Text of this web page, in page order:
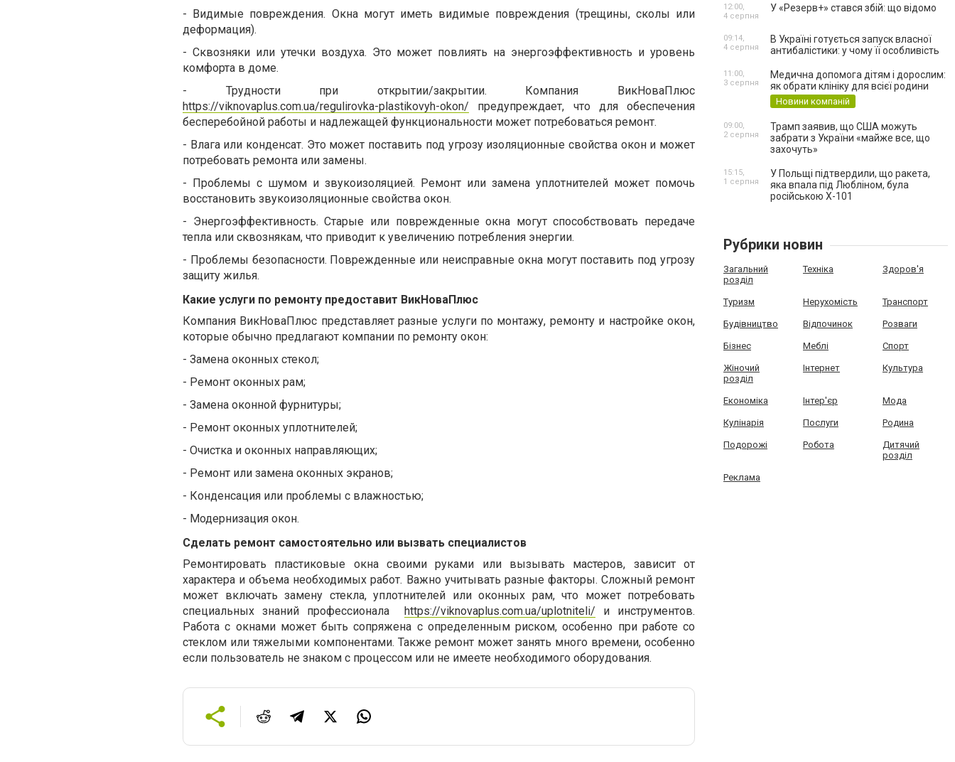
- Видимые повреждения. Окна могут иметь видимые повреждения (трещины, сколы или
деформация).
- Сквозняки или утечки воздуха. Это может повлиять на энергоэффективность и уровень
комфорта в доме.
- Трудности при открытии/закрытии. Компания ВикНоваПлюс
https://viknovaplus.com.ua/regulirovka-plastikovyh-okon/ предупреждает, что для обеспечения
бесперебойной работы и надлежащей функциональности может потребоваться ремонт.
- Влага или конденсат. Это может поставить под угрозу изоляционные свойства окон и может
потребовать ремонта или замены.
- Проблемы с шумом и звукоизоляцией. Ремонт или замена уплотнителей может помочь
восстановить звукоизоляционные свойства окон.
- Энергоэффективность. Старые или поврежденные окна могут способствовать передаче
тепла или сквознякам, что приводит к увеличению потребления энергии.
- Проблемы безопасности. Поврежденные или неисправные окна могут поставить под угрозу
защиту жилья.
Какие услуги по ремонту предоставит ВикНоваПлюс
Компания ВикНоваПлюс представляет разные услуги по монтажу, ремонту и настройке окон,
которые обычно предлагают компании по ремонту окон:
- Замена оконных стекол;
- Ремонт оконных рам;
- Замена оконной фурнитуры;
- Ремонт оконных уплотнителей;
- Очистка и оконных направляющих;
- Ремонт или замена оконных экранов;
- Конденсация или проблемы с влажностью;
- Модернизация окон.
Сделать ремонт самостоятельно или вызвать специалистов
Ремонтировать пластиковые окна своими руками или вызывать мастеров, зависит от
характера и объема необходимых работ. Важно учитывать разные факторы. Сложный ремонт
может включать замену стекла, уплотнителей или оконных рам, что может потребовать
специальных знаний профессионалаhttps://viknovaplus.com.ua/uplotniteli/ и инструментов.
Работа с окнами может быть сопряжена с определенным риском, особенно при работе со
стеклом или тяжелыми компонентами. Также ремонт может занять много времени, особенно
если пользователь не знаком с процессом или не имеете необходимого оборудования.
У «Резерв+» стався збій: що відомо
12:00,
4 серпня
В Україні готується запуск власної
антибалістики: у чому її особливість
09:14,
4 серпня
Медична допомога дітям і дорослим:
як обрати клініку для всієї родини
Новини компаній
11:00,
3 серпня
Трамп заявив, що США можуть
забрати з України «майже все, що
захочуть»
09:00,
2 серпня
У Польщі підтвердили, що ракета,
яка впала під Любліном, була
російською Х-101
15:15,
1 серпня
Рубрики новин
Загальний
розділ
Техніка Здоров'я
Туризм Нерухомість Транспорт
Будівництво Відпочинок Розваги
Бізнес Меблі Спорт
Жіночий
розділ
Інтернет Культура
Економіка Інтер'єр Мода
Кулінарія Послуги Родина
Подорожі Робота
Дитячий
розділ
Реклама